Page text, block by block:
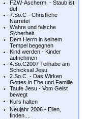
FZW-Ascherm. - Staub ist
du!
7.So.C - Christliche
Narretei
Wahre und falsche
Sicherheit
Dem Herrn in seinem
Tempel begegnen
Kind werden - Kinder
aufnehmen
4.So.C2007 Teilhabe am
Schicksal Jesu
2.So.C. - Das Wirken
Gottes in Ehe und Familie
Taufe Jesu - Vom Geist
bewegt
Kurs halten
Neujahr 2006 - Eilen,
finden....